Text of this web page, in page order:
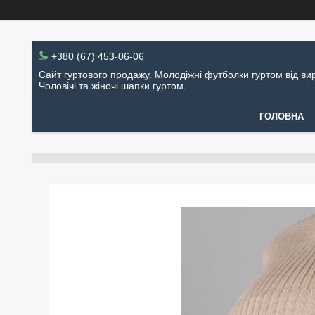
+380 (67) 453-06-06
Сайт гуртового продажу. Молодіжні футболки гуртом від
Чоловічі та жіночі шапки гуртом.
ГОЛОВНА